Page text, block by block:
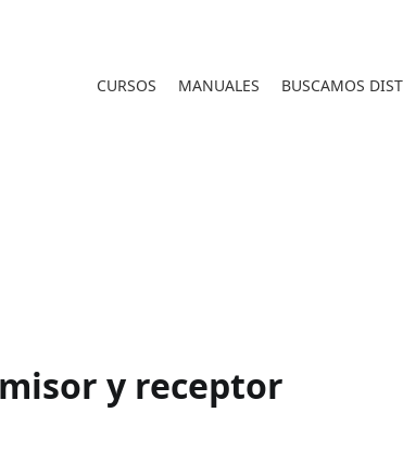
CURSOS MANUALES BUSCAMOS
y receptor